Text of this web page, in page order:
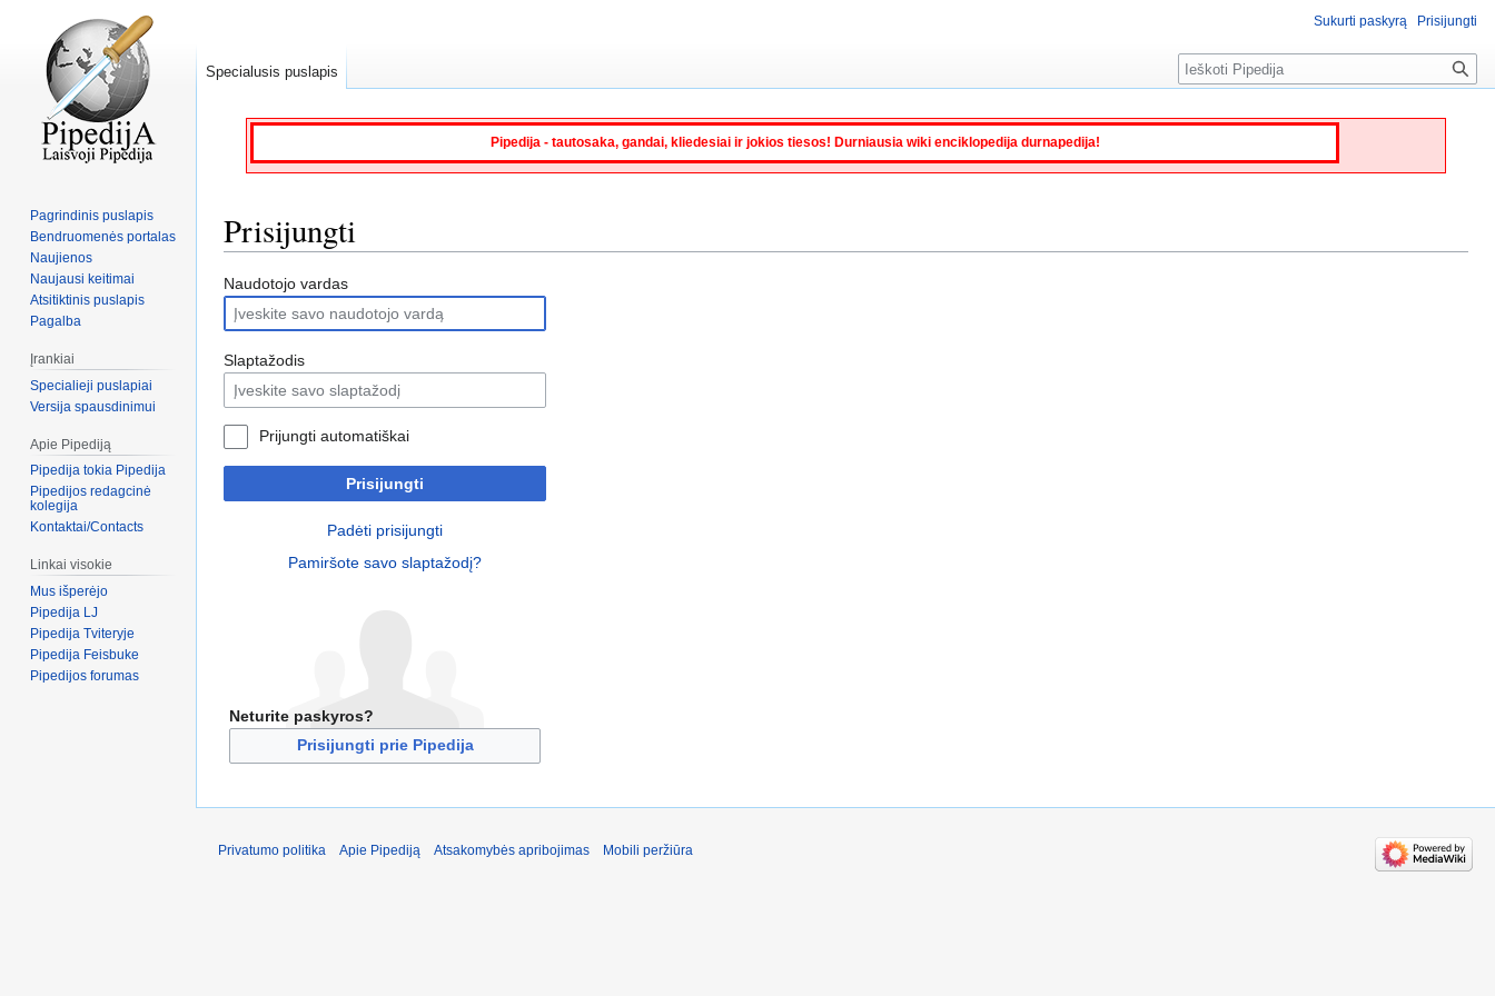
Pipedija - tautosaka, gandai, kliedesiai ir jokios tiesos! Durniausia wiki enciklopedija durnapedija!
Prisijungti
Jump
to
navigation
Jump
to
search
Naudotojo vardas
Slaptažodis
Prijungti automatiškai
Prisijungti
Padėti prisijungti
Pamiršote savo slaptažodį?
Neturite paskyros?
Prisijungti prie Pipedija
Sukurti paskyrą Prisijungti
Specialusis puslapis Paieška
Pagrindinis puslapis
Bendruomenės portalas
Naujienos
Naujausi keitimai
Atsitiktinis puslapis
Pagalba
Įrankiai
Specialieji puslapiai
Versija spausdinimui
Apie Pipediją
Pipedija tokia Pipedija
Pipedijos redagcinė
kolegija
Kontaktai/Contacts
Linkai visokie
Mus išperėjo
Pipedija LJ
Pipedija Tviteryje
Pipedija Feisbuke
Pipedijos forumas
Privatumo politika Apie Pipediją Atsakomybės apribojimas Mobili peržiūra